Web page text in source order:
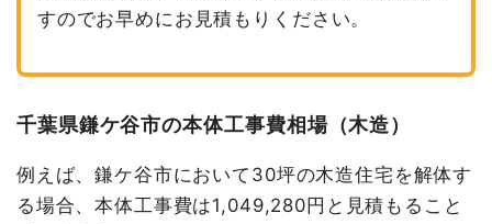
すのでお早めにお見積もりください。
千葉県鎌ケ谷市の本体工事費相場（木造）
例えば、鎌ケ谷市において30坪の木造住宅を解体す
る場合、本体工事費は1,049,280円と見積もること